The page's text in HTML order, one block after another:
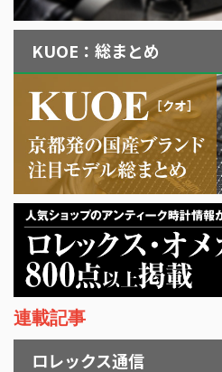
KUOE：総まとめ
連載記事
ロレックス通信